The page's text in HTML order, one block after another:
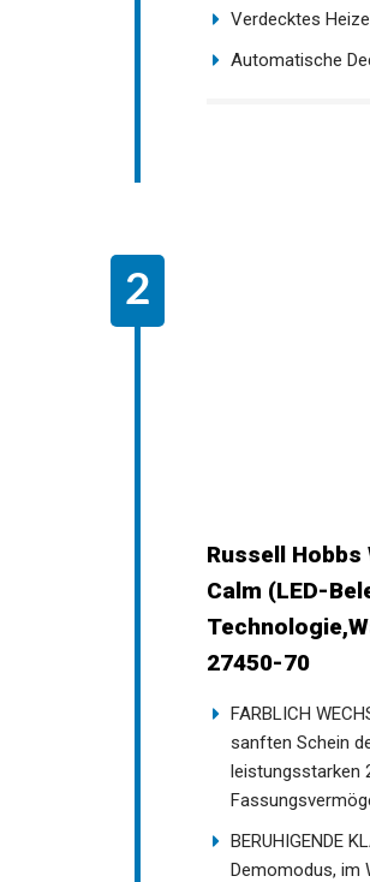
Verdecktes
Automatische
Russell
Calm (LED-
27450-70
FARBLICH
sanften Schein
leistungsstarken
BERUHIGENDE
Demomodus, im